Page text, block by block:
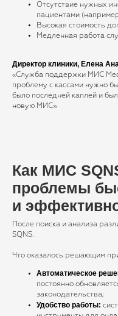
Отсутствие нужных
пациентами
Высокая стоимость
Медленная работа
Директор клиники, Елена
«Служба поддержки МИС
проблему с кассами нужно
было последней каплей и
новую МИС».
Как МИС
проблемы
и
После поиска и анализа
SQNS.
Что оказалось решающим
Автоматическое
постоянно
законодательства;
Удобство работы:
+7
Я согласен справилами
конфиденциальности
Хотите узнать,
может помочь
клинике?
Оставьте заявку, и мы
инструменты, идеально
задачи вашей клиники!